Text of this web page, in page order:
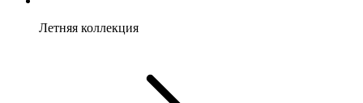
Летняя коллекция